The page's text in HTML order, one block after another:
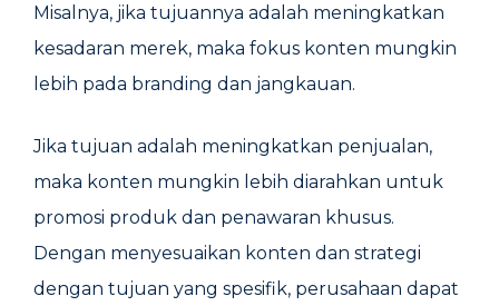
Misalnya, jika tujuannya adalah meningkatkan
kesadaran merek, maka fokus konten mungkin
lebih pada branding dan jangkauan.
Jika tujuan adalah meningkatkan penjualan,
maka konten mungkin lebih diarahkan untuk
promosi produk dan penawaran khusus.
Dengan menyesuaikan konten dan strategi
dengan tujuan yang spesifik, perusahaan dapat